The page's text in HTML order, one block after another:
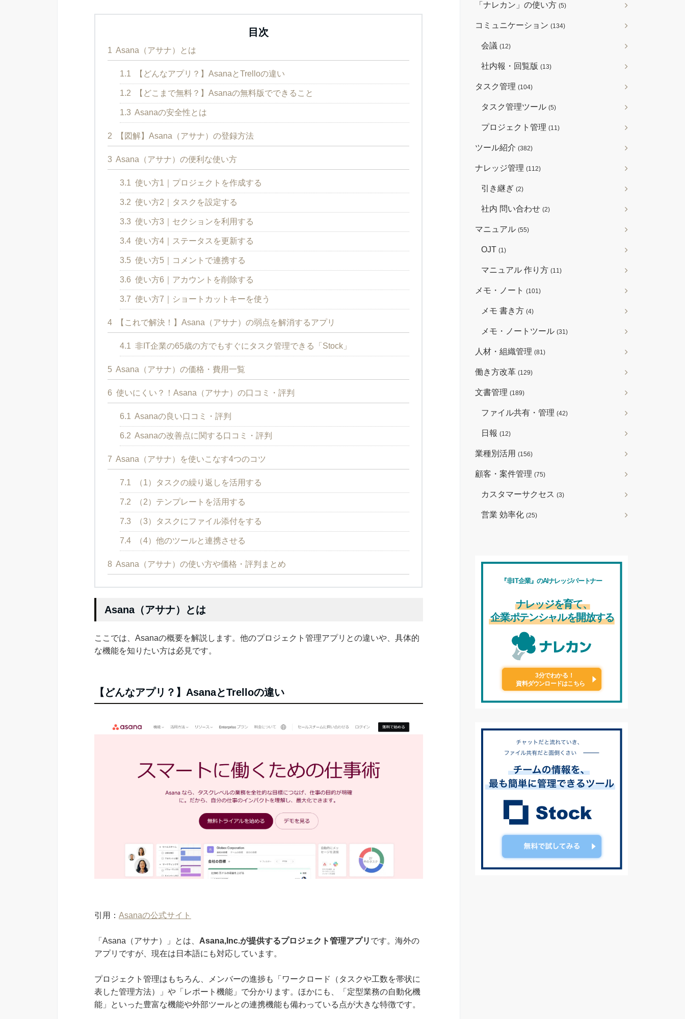
目次
1 Asana（アサナ）とは
1.1 【どんなアプリ？】AsanaとTrelloの違い
1.2 【どこまで無料？】Asanaの無料版でできること
1.3 Asanaの安全性とは
2 【図解】Asana（アサナ）の登録方法
3 Asana（アサナ）の便利な使い方
3.1 使い方1｜プロジェクトを作成する
3.2 使い方2｜タスクを設定する
3.3 使い方3｜セクションを利用する
3.4 使い方4｜ステータスを更新する
3.5 使い方5｜コメントで連携する
3.6 使い方6｜アカウントを削除する
3.7 使い方7｜ショートカットキーを使う
4 【これで解決！】Asana（アサナ）の弱点を解消するアプリ
4.1 非IT企業の65歳の方でもすぐにタスク管理できる「Stock」
5 Asana（アサナ）の価格・費用一覧
6 使いにくい？！Asana（アサナ）の口コミ・評判
6.1 Asanaの良い口コミ・評判
6.2 Asanaの改善点に関する口コミ・評判
7 Asana（アサナ）を使いこなす4つのコツ
7.1 （1）タスクの繰り返しを活用する
7.2 （2）テンプレートを活用する
7.3 （3）タスクにファイル添付をする
7.4 （4）他のツールと連携させる
8 Asana（アサナ）の使い方や価格・評判まとめ
Asana（アサナ）とは
ここでは、Asanaの概要を解説します。他のプロジェクト管理アプリとの違いや、具体的
な機能を知りたい方は必見です。
【どんなアプリ？】AsanaとTrelloの違い
引用： Asanaの公式サイト
「Asana（アサナ）」とは、 Asana,Inc.が提供するプロジェクト管理アプリ です。海外の
アプリですが、現在は日本語にも対応しています。
プロジェクト管理はもちろん、メンバーの進捗も「ワークロード（タスクや工数を帯状に
表した管理方法）」や「レポート機能」で分かります。ほかにも、「定型業務の自動化機
能」といった豊富な機能や外部ツールとの連携機能も備わっている点が大きな特徴です。
「ナレカン」の使い方 (5)
コミュニケーション (134)
会議 (12)
社内報・回覧版 (13)
タスク管理 (104)
タスク管理ツール (5)
プロジェクト管理 (11)
ツール紹介 (382)
ナレッジ管理 (112)
引き継ぎ (2)
社内 問い合わせ (2)
マニュアル (55)
OJT (1)
マニュアル 作り方 (11)
メモ・ノート (101)
メモ 書き方 (4)
メモ・ノートツール (31)
人材・組織管理 (81)
働き方改革 (129)
文書管理 (189)
ファイル共有・管理 (42)
日報 (12)
業種別活用 (156)
顧客・案件管理 (75)
カスタマーサクセス (3)
営業 効率化 (25)